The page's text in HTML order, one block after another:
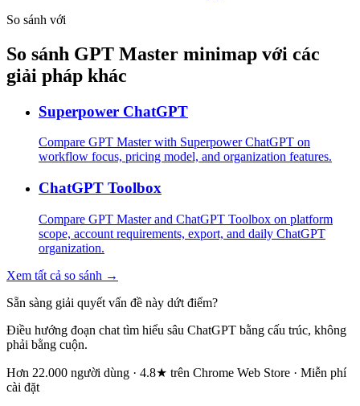
So sánh với
So sánh GPT Master minimap với các
giải pháp khác
Superpower ChatGPT
Compare GPT Master with Superpower ChatGPT on
workflow focus, pricing model, and organization features.
ChatGPT Toolbox
Compare GPT Master and ChatGPT Toolbox on platform
scope, account requirements, export, and daily ChatGPT
organization.
Xem tất cả so sánh →
Sẵn sàng giải quyết vấn đề này dứt điểm?
Điều hướng đoạn chat tìm hiểu sâu ChatGPT bằng cấu trúc, không
phải bằng cuộn.
Hơn 22.000 người dùng · 4.8★ trên Chrome Web Store · Miễn phí
cài đặt